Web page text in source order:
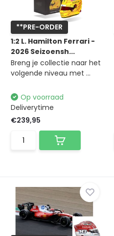
**PRE-ORDER
1:2 L. Hamilton Ferrari -
2026 Seizoensh...
Breng je collectie naar het
volgende niveau met ...
Op voorraad
Deliverytime
€239,95